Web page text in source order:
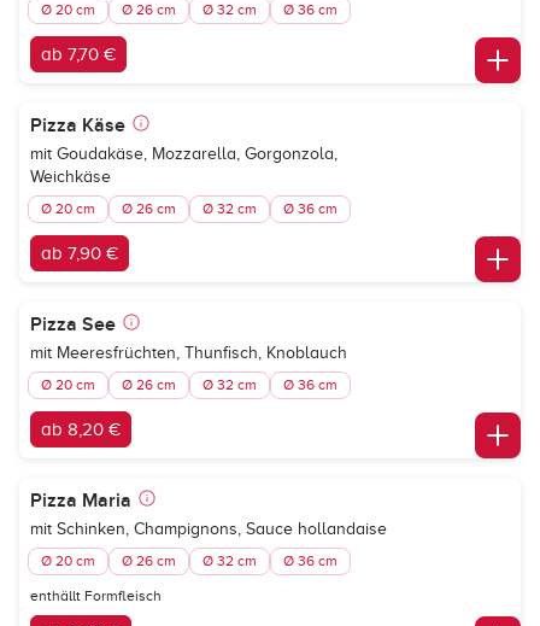
Ø 20 cm Ø 26 cm Ø 32 cm Ø 36 cm
ab 7,70 €
Pizza Käse
mit Goudakäse, Mozzarella, Gorgonzola,
Weichkäse
Ø 20 cm Ø 26 cm Ø 32 cm Ø 36 cm
ab 7,90 €
Pizza See
mit Meeresfrüchten, Thunfisch, Knoblauch
Ø 20 cm Ø 26 cm Ø 32 cm Ø 36 cm
ab 8,20 €
Pizza Maria
mit Schinken, Champignons, Sauce hollandaise
Ø 20 cm Ø 26 cm Ø 32 cm Ø 36 cm
enthällt Formfleisch